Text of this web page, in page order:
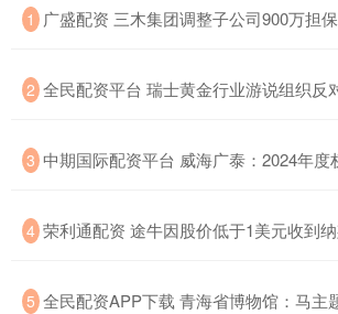
1 广盛配资 三木集团调整子公司900万担
2 全民配资平台 瑞士黄金行业游说组织反
3 中期国际配资平台 威海广泰：2024年度
4 荣利通配资 途牛因股价低于1美元收到
5 全民配资APP下载 青海省博物馆：马主